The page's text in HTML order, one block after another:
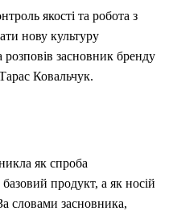
якості та робота з
нову культуру
засновник бренду
Ковальчук.
як спроба
продукт, а як носій
За словами засновника,